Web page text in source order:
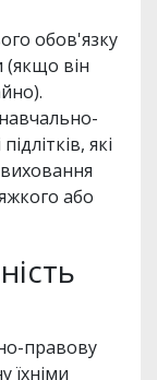
обов'язку
(якщо він
які
або
правову
їхніми